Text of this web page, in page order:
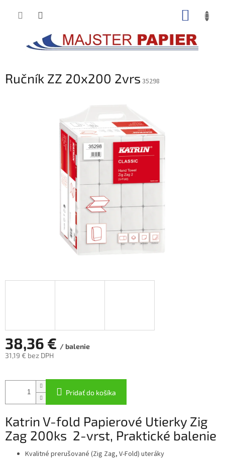
Ručník ZZ 20x200 2vrs 35298
38,36 € / balenie
31,19 € bez DPH
cena:
Pridať do košíka
Katrin V-fold Papierové Utierky Zig
Zag 200ks 2-vrst, Praktické balenie
Kvalitné prerušované (Zig Zag, V-Fold) uteráky